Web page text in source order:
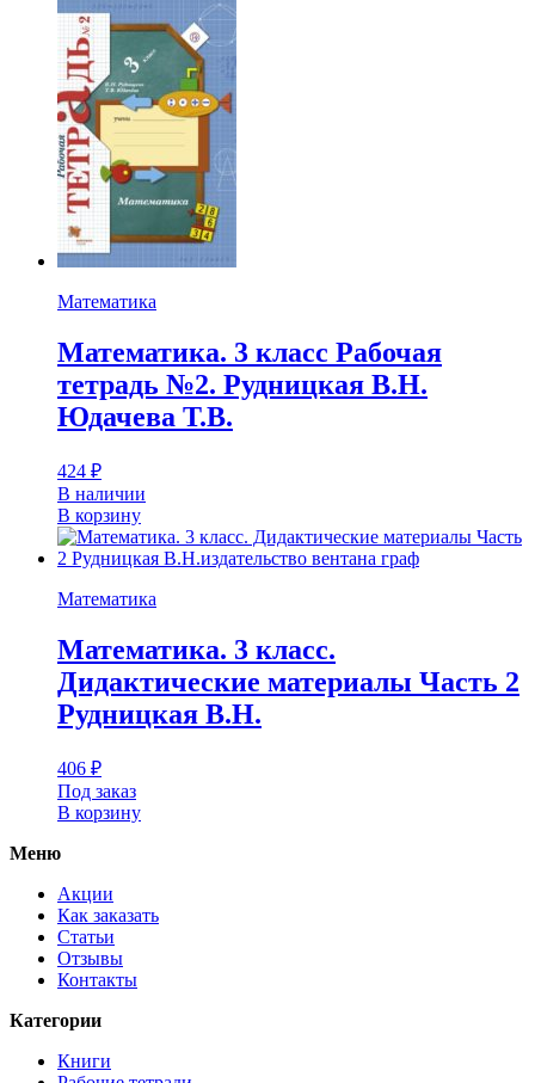
Математика
Математика. 3 класс Рабочая
тетрадь №2. Рудницкая В.Н.
Юдачева Т.В.
424 ₽
В наличии
В корзину
Математика
Математика. 3 класс.
Дидактические материалы Часть 2
Рудницкая В.Н.
406 ₽
Под заказ
В корзину
Меню
Акции
Как заказать
Статьи
Отзывы
Контакты
Категории
Книги